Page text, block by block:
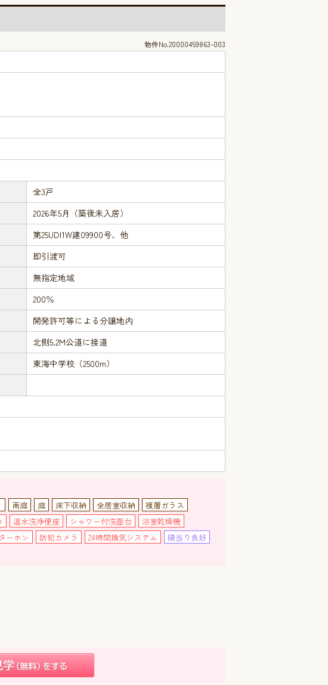
物件No.20000459863-003
全3戸
2026年5月（築後未入居）
第25UDI1W建09900号、他
即引渡可
無指定地域
200％
開発許可等による分譲地内
北側5.2M公道に接道
東海中学校（2500m）
南庭 庭 床下収納 全居室収納
複層ガラス
温水洗浄便座 シャワー付洗面台
浴室乾燥機
ーホン 防犯カメラ 24時間換気システム
陽当り良好